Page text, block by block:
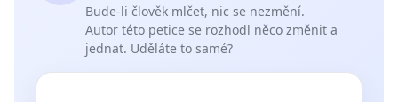
Bude-li člověk mlčet, nic se nezmění.
Autor této petice se rozhodl něco změnit a
jednat. Uděláte to samé?